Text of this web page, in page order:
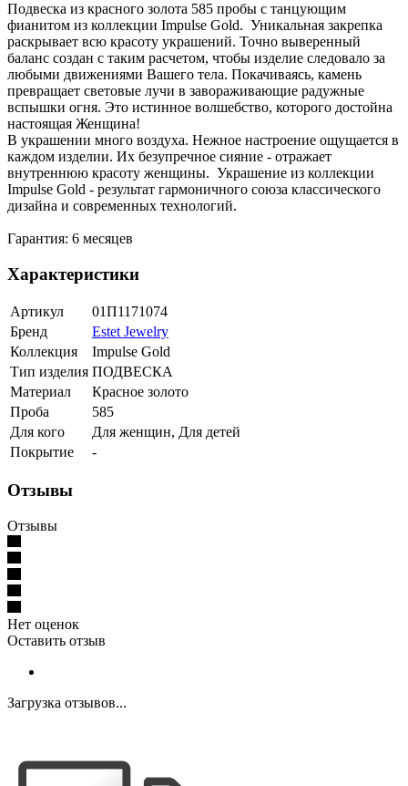
Подвеска из красного золота 585 пробы с танцующим
фианитом из коллекции Impulse Gold. Уникальная закрепка
раскрывает всю красоту украшений. Точно выверенный
баланс создан с таким расчетом, чтобы изделие следовало за
любыми движениями Вашего тела. Покачиваясь, камень
превращает световые лучи в завораживающие радужные
вспышки огня. Это истинное волшебство, которого достойна
настоящая Женщина!
В украшении много воздуха. Нежное настроение ощущается в
каждом изделии. Их безупречное сияние - отражает
внутреннюю красоту женщины. Украшение из коллекции
Impulse Gold - результат гармоничного союза классического
дизайна и современных технологий.
Гарантия: 6 месяцев
Характеристики
Артикул
01П1171074
Бренд
Estet Jewelry
Коллекция
Impulse Gold
Тип изделия ПОДВЕСКА
Материал
Красное золото
Проба
585
Для кого
Для женщин, Для детей
Покрытие
-
Отзывы
Отзывы
Нет оценок
Оставить отзыв
Загрузка отзывов...